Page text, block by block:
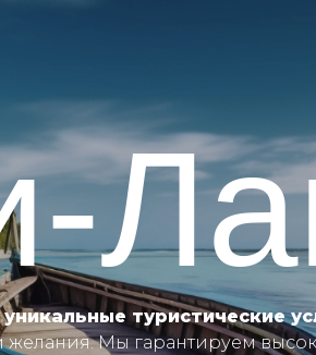
уникальные туристические
Мы гарантируем